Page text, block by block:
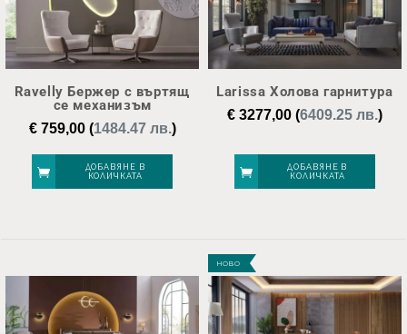
Ravelly Бержер с въртящ
се механизъм
€759,00(1484.47 лв.)
ДОБАВЯНЕ В
КОЛИЧКАТА
Larissa Холова гарнитура
€3277,00(6409.25 лв.)
ДОБАВЯНЕ В
КОЛИЧКАТА
НОВО